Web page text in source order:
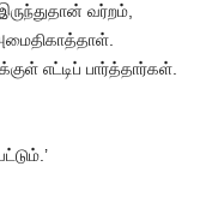
வர்றம்
எட்டிப் பார்த்தார்கள்
.’